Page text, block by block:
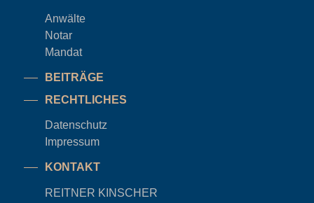
Anwälte
Notar
Mandat
BEITRÄGE
RECHTLICHES
Datenschutz
Impressum
KONTAKT
REITNER KINSCHER